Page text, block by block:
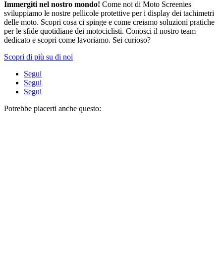
Immergiti nel nostro mondo! Come noi di Moto Screenies
sviluppiamo le nostre pellicole protettive per i display dei tachimetri
delle moto. Scopri cosa ci spinge e come creiamo soluzioni pratiche
per le sfide quotidiane dei motociclisti. Conosci il nostro team
dedicato e scopri come lavoriamo. Sei curioso?
Scopri di più su di noi
Segui
Segui
Segui
Potrebbe piacerti anche questo: